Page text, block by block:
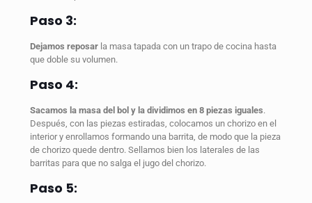
Paso 3:
Dejamos reposar la masa tapada con un trapo de cocina hasta
que doble su volumen.
Paso 4:
Sacamos la masa del bol y la dividimos en 8 piezas iguales.
Después, con las piezas estiradas, colocamos un chorizo en el
interior y enrollamos formando una barrita, de modo que la pieza
de chorizo quede dentro. Sellamos bien los laterales de las
barritas para que no salga el jugo del chorizo.
Paso 5: